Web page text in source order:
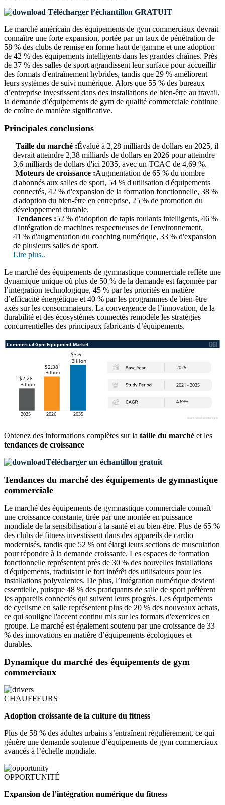
Télécharger l’échantillon GRATUIT
Le marché américain des équipements de gym commerciaux devrait
connaître une forte expansion, portée par un taux de pénétration de
58 % des clubs de remise en forme haut de gamme et une adoption
de 42 % des équipements intelligents dans les grandes chaînes. Près
de 37 % des salles de sport agrandissent leur surface pour accueillir
des formats d'entraînement hybrides, tandis que 29 % améliorent
leurs systèmes de suivi numérique. Alors que 55 % des bureaux
d’entreprise investissent dans des installations de bien-être au travail,
la demande d’équipements de gym de qualité commerciale continue
de croître de manière significative.
Principales conclusions
Taille du marché :Évalué à 2,28 milliards de dollars en 2025, il
devrait atteindre 2,38 milliards de dollars en 2026 pour atteindre
3,6 milliards de dollars d'ici 2035, avec un TCAC de 4,69 %.
Moteurs de croissance :Augmentation de 65 % du nombre
d'abonnés aux salles de sport, 54 % d'utilisation d'équipements
connectés, 42 % d'expansion de la formation fonctionnelle, 38 %
d'adoption du bien-être en entreprise, 25 % de promotion du
développement durable.
Tendances :52 % d'adoption de tapis roulants intelligents, 46 %
d'intégration de machines respectueuses de l'environnement,
41 % d'augmentation du coaching numérique, 33 % d'expansion
de plusieurs salles de sport.
Lire plus..
Le marché des équipements de gymnastique commerciale reflète une
dynamique unique où plus de 50 % de la demande est façonnée par
l’intégration technologique, 45 % par les priorités en matière
d’efficacité énergétique et 40 % par les programmes de bien-être
axés sur les consommateurs. La convergence de l’innovation, de la
durabilité et des écosystèmes connectés remodèle les stratégies
concurrentielles des principaux fabricants d’équipements.
Obtenez des informations complètes sur la taille du marché et les
tendances de croissance
Télécharger un échantillon gratuit
Tendances du marché des équipements de gymnastique
commerciale
Le marché des équipements de gymnastique commerciale connaît
une croissance constante, tirée par une montée en puissance
mondiale de la sensibilisation à la santé et au bien-être. Plus de 65 %
des clubs de fitness investissent dans des appareils de cardio
modernisés, tandis que 52 % ont élargi leurs sections de musculation
pour répondre à la demande croissante. Les espaces de formation
fonctionnelle représentent près de 30 % des nouvelles installations
d'équipements, traduisant le fort intérêt des utilisateurs pour les
installations polyvalentes. De plus, l’intégration numérique devient
essentielle, puisque 48 % des pratiquants de salle de sport préfèrent
les appareils connectés qui suivent leurs progrès. Les équipements
de cyclisme en salle représentent plus de 20 % des nouveaux achats,
ce qui souligne l'accent continu mis sur les formats d'exercices en
groupe. Le marché est également soutenu par une croissance de 33
% des innovations en matière d’équipements écologiques et
durables.
Dynamique du marché des équipements de gym
commerciaux
CHAUFFEURS
Adoption croissante de la culture du fitness
Plus de 58 % des adultes urbains s’entraînent régulièrement, ce qui
génère une demande soutenue d’équipements de gym commerciaux
avancés à l’échelle mondiale.
OPPORTUNITÉ
Expansion de l’intégration numérique du fitness